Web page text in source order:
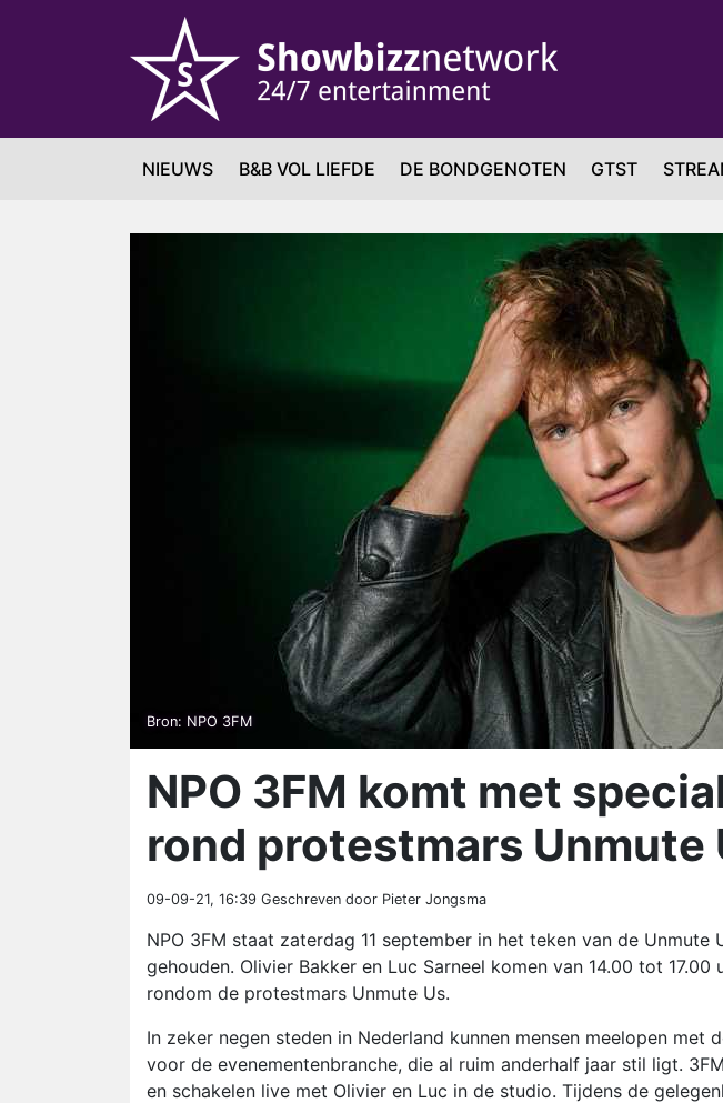
NIEUWS B&B VOL LIEFDE DE BONDGENOTEN GTST
Bron: NPO 3FM
NPO 3FM komt met
rond protestmars Unmute
09-09-21, 16:39 Geschreven door Pieter Jongsma
NPO 3FM staat zaterdag 11 september in het teken van de
gehouden. Olivier Bakker en Luc Sarneel komen van 14.00 tot
rondom de protestmars Unmute Us.
In zeker negen steden in Nederland kunnen mensen meelopen met
voor de evenementenbranche, die al ruim anderhalf jaar stil ligt.
en schakelen live met Olivier en Luc in de studio. Tijdens de